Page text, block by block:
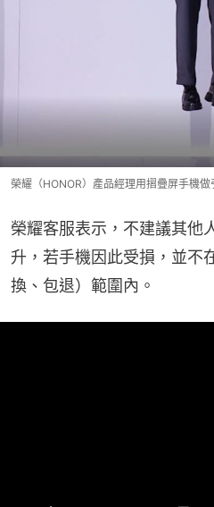
榮耀（HONOR）產品經理用摺疊屏手機做
榮耀客服表示，不建議其他
升，若手機因此受損，並不
換、包退）範圍內。